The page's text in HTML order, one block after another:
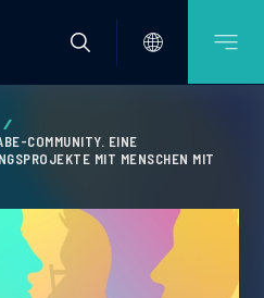
COMMUNITY. EINE
MIT MENSCHEN MIT